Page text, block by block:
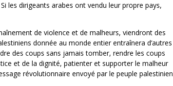
les dirigeants arabes ont vendu leur propre pays,
de violence et de malheurs, viendront des
donnée au monde entier entraînera d’autres
des coups sans jamais tomber, rendre les coups
et de la dignité, patienter et supporter le malheur
révolutionnaire envoyé par le peuple palestinien